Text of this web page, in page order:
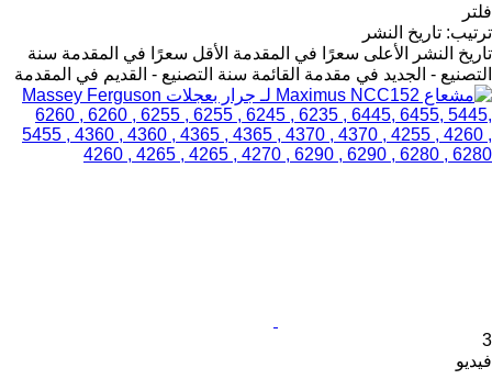
فلتر
ترتيب: تاريخ النشر
تاريخ النشر
الأعلى سعرًا في المقدمة الأقل سعرًا في المقدمة سنة
التصنيع - الجديد في مقدمة القائمة سنة التصنيع - القديم في المقدمة
3
فيديو